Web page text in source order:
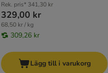
Rek. pris* 341,30 kr
329,00 kr
68,50 kr / kg
309,26 kr
Lägg till i varukorg